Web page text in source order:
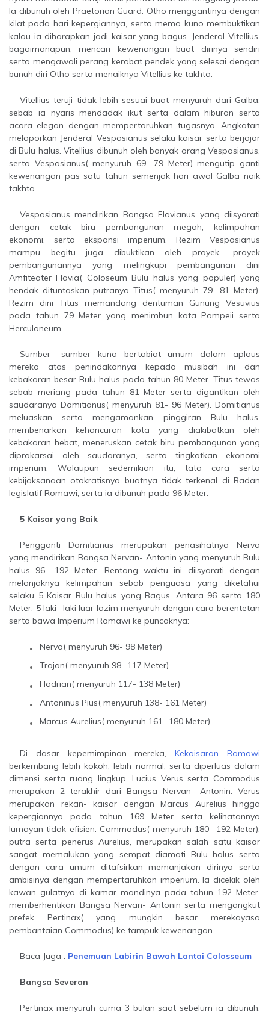
Ia dibunuh oleh Praetorian Guard. Otho menggantinya dengan
kilat pada hari kepergiannya, serta memo kuno membuktikan
kalau ia diharapkan jadi kaisar yang bagus. Jenderal Vitellius,
bagaimanapun, mencari kewenangan buat dirinya sendiri
serta mengawali perang kerabat pendek yang selesai dengan
bunuh diri Otho serta menaiknya Vitellius ke takhta.
Vitellius teruji tidak lebih sesuai buat menyuruh dari Galba,
sebab ia nyaris mendadak ikut serta dalam hiburan serta
acara elegan dengan mempertaruhkan tugasnya. Angkatan
melaporkan Jenderal Vespasianus selaku kaisar serta berjajar
di Bulu halus. Vitellius dibunuh oleh banyak orang Vespasianus,
serta Vespasianus( menyuruh 69- 79 Meter) mengutip ganti
kewenangan pas satu tahun semenjak hari awal Galba naik
takhta.
Vespasianus mendirikan Bangsa Flavianus yang diisyarati
dengan cetak biru pembangunan megah, kelimpahan
ekonomi, serta ekspansi imperium. Rezim Vespasianus
mampu begitu juga dibuktikan oleh proyek- proyek
pembangunannya yang melingkupi pembangunan dini
Amfiteater Flavia( Coloseum Bulu halus yang populer) yang
hendak dituntaskan putranya Titus( menyuruh 79- 81 Meter).
Rezim dini Titus memandang dentuman Gunung Vesuvius
pada tahun 79 Meter yang menimbun kota Pompeii serta
Herculaneum.
Sumber- sumber kuno bertabiat umum dalam aplaus
mereka atas penindakannya kepada musibah ini dan
kebakaran besar Bulu halus pada tahun 80 Meter. Titus tewas
sebab meriang pada tahun 81 Meter serta digantikan oleh
saudaranya Domitianus( menyuruh 81- 96 Meter). Domitianus
meluaskan serta mengamankan pinggiran Bulu halus,
membenarkan kehancuran kota yang diakibatkan oleh
kebakaran hebat, meneruskan cetak biru pembangunan yang
diprakarsai oleh saudaranya, serta tingkatkan ekonomi
imperium. Walaupun sedemikian itu, tata cara serta
kebijaksanaan otokratisnya buatnya tidak terkenal di Badan
legislatif Romawi, serta ia dibunuh pada 96 Meter.
5 Kaisar yang Baik
Pengganti Domitianus merupakan penasihatnya Nerva
yang mendirikan Bangsa Nervan- Antonin yang menyuruh Bulu
halus 96- 192 Meter. Rentang waktu ini diisyarati dengan
melonjaknya kelimpahan sebab penguasa yang diketahui
selaku 5 Kaisar Bulu halus yang Bagus. Antara 96 serta 180
Meter, 5 laki- laki luar lazim menyuruh dengan cara berentetan
serta bawa Imperium Romawi ke puncaknya:
Nerva( menyuruh 96- 98 Meter)
Trajan( menyuruh 98- 117 Meter)
Hadrian( menyuruh 117- 138 Meter)
Antoninus Pius( menyuruh 138- 161 Meter)
Marcus Aurelius( menyuruh 161- 180 Meter)
Di dasar kepemimpinan mereka,Kekaisaran Romawi
berkembang lebih kokoh, lebih normal, serta diperluas dalam
dimensi serta ruang lingkup. Lucius Verus serta Commodus
merupakan 2 terakhir dari Bangsa Nervan- Antonin. Verus
merupakan rekan- kaisar dengan Marcus Aurelius hingga
kepergiannya pada tahun 169 Meter serta kelihatannya
lumayan tidak efisien. Commodus( menyuruh 180- 192 Meter),
putra serta penerus Aurelius, merupakan salah satu kaisar
sangat memalukan yang sempat diamati Bulu halus serta
dengan cara umum ditafsirkan memanjakan dirinya serta
ambisinya dengan mempertaruhkan imperium. Ia dicekik oleh
kawan gulatnya di kamar mandinya pada tahun 192 Meter,
memberhentikan Bangsa Nervan- Antonin serta mengangkut
prefek Pertinax( yang mungkin besar merekayasa
pembantaian Commodus) ke tampuk kewenangan.
Baca Juga : Penemuan Labirin Bawah Lantai Colosseum
Bangsa Severan
Pertinax menyuruh cuma 3 bulan saat sebelum ia dibunuh.